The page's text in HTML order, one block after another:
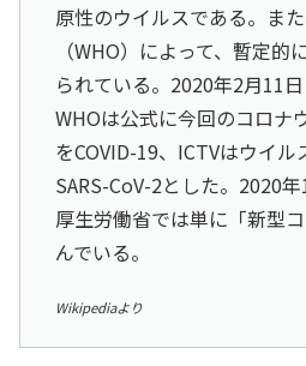
原性のウイルスである。ま
（WHO）によって、暫定的
られている。2020年2月11日
WHOは公式に今回のコロナ
をCOVID-19、ICTVはウイル
SARS-CoV-2とした。2020
厚生労働省では単に「新型
んでいる。
Wikipediaより